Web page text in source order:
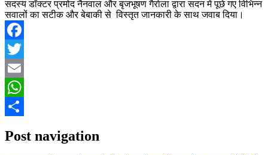
सदस्य डॉक्टर प्रमोद नैनवाल और बृजभूषण गैरोला द्वारा सदन में पूछे गए विभिन्न
सवालों का सटीक और बेबाकी से विस्तृत जानकारी के साथ जवाब दिया।
Facebook
Twitter
Email
WhatsApp
Post navigation